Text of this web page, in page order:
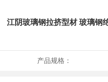
江阴玻璃钢拉挤型材 玻璃钢
产品规格：